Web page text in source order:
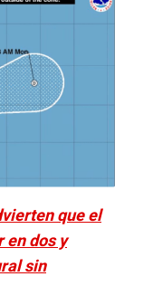
que el
dos y
sin